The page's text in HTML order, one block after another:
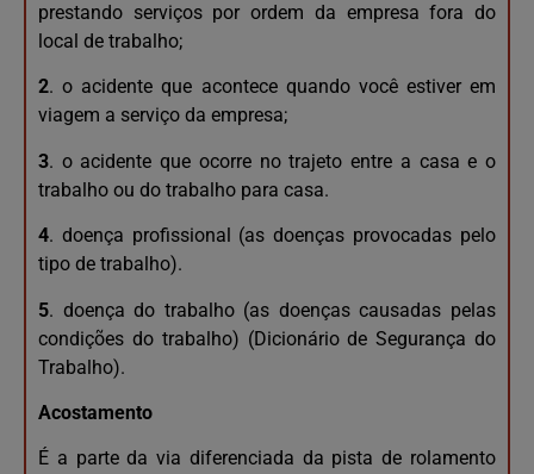
prestando serviços por ordem da empresa fora do
local de trabalho;
2. o acidente que acontece quando você estiver em
viagem a serviço da empresa;
3. o acidente que ocorre no trajeto entre a casa e o
trabalho ou do trabalho para casa.
4. doença profissional (as doenças provocadas pelo
tipo de trabalho).
5. doença do trabalho (as doenças causadas pelas
condições do trabalho) (Dicionário de Segurança do
Trabalho).
Acostamento
É a parte da via diferenciada da pista de rolamento